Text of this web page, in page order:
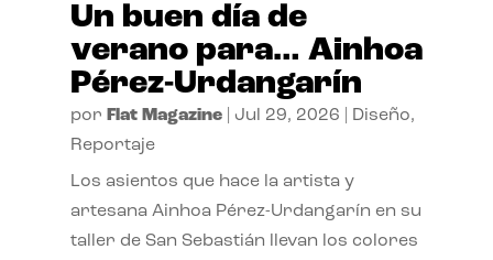
Un buen día de
verano para… Ainhoa
Pérez-Urdangarín
por Flat Magazine| Jul 29, 2026 Diseño,
Reportaje
Los asientos que hace la artista y
artesana Ainhoa Pérez-Urdangarín en su
taller de San Sebastián llevan los colores